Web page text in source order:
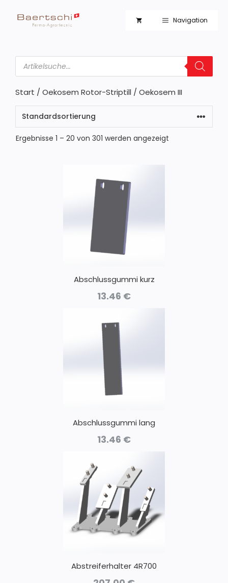
Inhalt
Navigation
Products
search
Start / Oekosem Rotor-Striptill / Oekosem III
Ergebnisse 1 – 20 von 301 werden angezeigt
Abschlussgummi kurz
13.46 €
Abschlussgummi lang
13.46 €
Abstreiferhalter 4R700